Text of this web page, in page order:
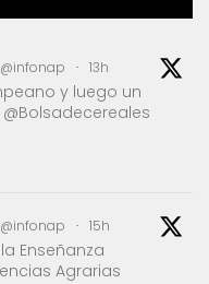
@infonap · 13h
y luego un
@infonap · 15h
Enseñanza
Agrarias